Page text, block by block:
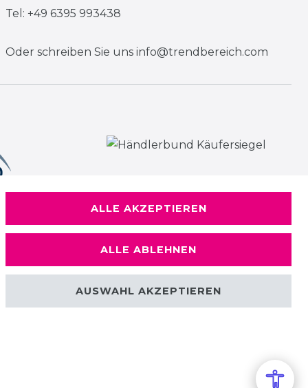
Tel: +49 6395 993438
Oder schreiben Sie uns info@trendbereich.com
ALLE AKZEPTIEREN
ALLE ABLEHNEN
AUSWAHL AKZEPTIEREN